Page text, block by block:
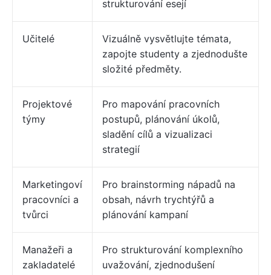
strukturování esejí
Učitelé
Vizuálně vysvětlujte témata,
zapojte studenty a zjednodušte
složité předměty.
Projektové
týmy
Pro mapování pracovních
postupů, plánování úkolů,
sladění cílů a vizualizaci
strategií
Marketingoví
pracovníci a
tvůrci
Pro brainstorming nápadů na
obsah, návrh trychtýřů a
plánování kampaní
Manažeři a
zakladatelé
Pro strukturování komplexního
uvažování, zjednodušení